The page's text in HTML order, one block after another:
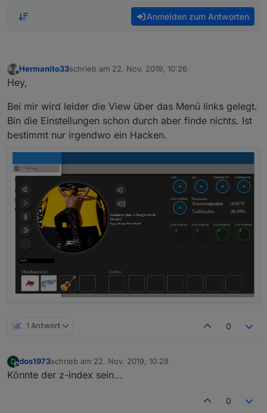
Anmelden zum Antworten
Offline
Hermanito33schrieb am 22. Nov. 2019, 10:26
zuletzt editiert von
Hey,
Bei mir wird leider die View über das Menü links gelegt.
Bin die Einstellungen schon durch aber finde nichts. Ist
bestimmt nur irgendwo ein Hacken.
1 Antwort 0
D
Offline
dos1973schrieb am 22. Nov. 2019, 10:28
zuletzt editiert von
Könnte der z-index sein...
0